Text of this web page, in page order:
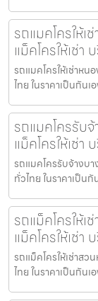
รถแมคโครให้เ
แม็คโครให้เช่
รถแมคโครให้เช่าหน
ไทย ในราคาเป็นกัน
รถแมคโครรับ
แม็คโครให้เช่
รถแมคโครรับจ้างบ
ทั่วไทย ในราคาเป็
รถแม็คโครให้เ
แม็คโครให้เช่
รถแม็คโครให้เช่าสว
ไทย ในราคาเป็นกัน